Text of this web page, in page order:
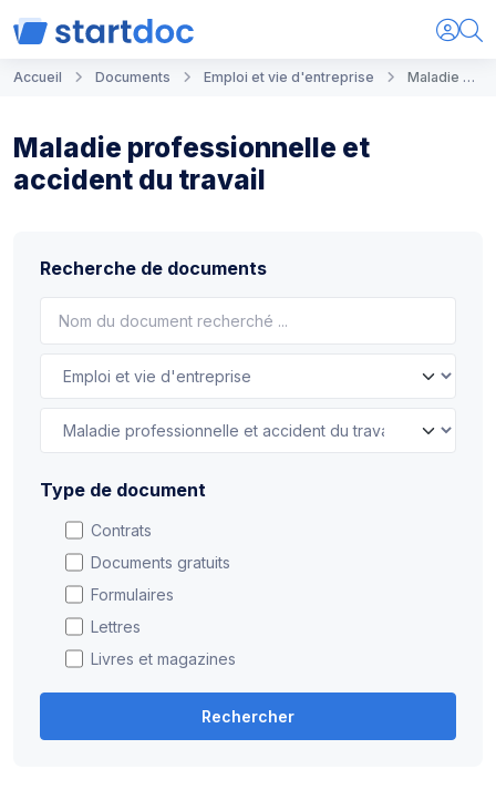
Accueil Documents Emploi et vie d'entreprise Maladie professionnelle et accident du travail
Maladie professionnelle et
accident du travail
Recherche de documents
Type de document
Contrats
Documents gratuits
Formulaires
Lettres
Livres et magazines
Rechercher